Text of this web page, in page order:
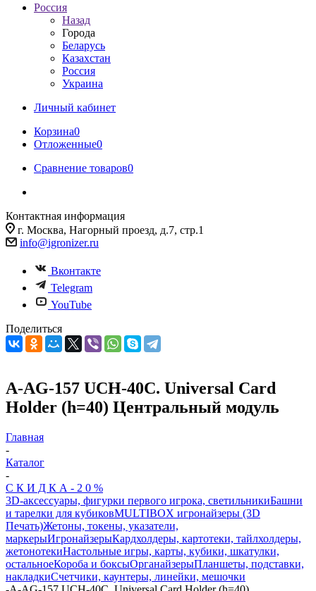
Россия
Назад
Города
Беларусь
Казахстан
Россия
Украина
Личный кабинет
Корзина0
Отложенные0
Сравнение товаров0
Контактная информация
г. Москва, Нагорный проезд, д.7, стр.1
info@igronizer.ru
Вконтакте
Telegram
YouTube
Поделиться
A-AG-157 UCH-40С. Universal Card
Holder (h=40) Центральный модуль
Главная
-
Каталог
-
С К И Д К А - 2 0 %
3D-аксессуары, фигурки первого игрока, светильникиБашни
и тарелки для кубиковMULTIBOX игронайзеры (3D
Печать)Жетоны, токены, указатели,
маркерыИгронайзерыКардхолдеры, картотеки, тайлхолдеры,
жетонотекиНастольные игры, карты, кубики, шкатулки,
остальноеКороба и боксыОрганайзерыПланшеты, подставки,
накладкиСчетчики, каунтеры, линейки, мешочки